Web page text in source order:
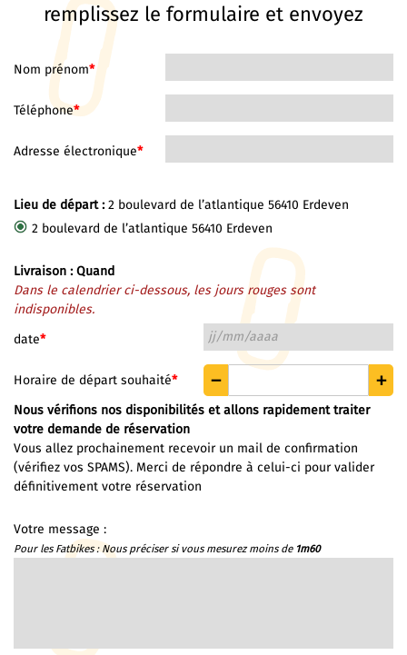
remplissez le formulaire et envoyez
Nom prénom*
Téléphone*
Adresse électronique*
Lieu de départ : 2 boulevard de l’atlantique 56410 Erdeven
2 boulevard de l’atlantique 56410 Erdeven
Livraison : Quand
Dans le calendrier ci-dessous, les jours rouges sont
indisponibles.
date*
Horaire de départ souhaité*
Nous vérifions nos disponibilités et allons rapidement traiter
votre demande de réservation
Vous allez prochainement recevoir un mail de confirmation
(vérifiez vos SPAMS). Merci de répondre à celui-ci pour valider
définitivement votre réservation
Votre message :
Pour les Fatbikes : Nous préciser si vous mesurez moins de 1m60